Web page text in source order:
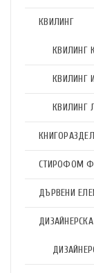
КВИЛИНГ
КВИЛИНГ
КВИЛИНГ
КВИЛИНГ
СТИРОФОМ
ДЪРВЕНИ